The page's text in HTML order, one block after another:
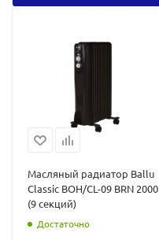
Масляный радиатор Ballu
Classic BOH/CL-09 BRN 2000
(9 секций)
Достаточно